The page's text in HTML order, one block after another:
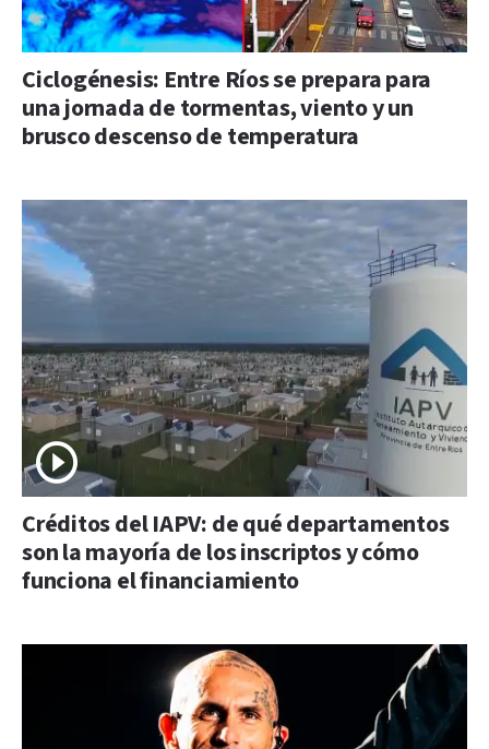
Ciclogénesis: Entre Ríos se prepara para
una jornada de tormentas, viento y un
brusco descenso de temperatura
Créditos del IAPV: de qué departamentos
son la mayoría de los inscriptos y cómo
funciona el financiamiento